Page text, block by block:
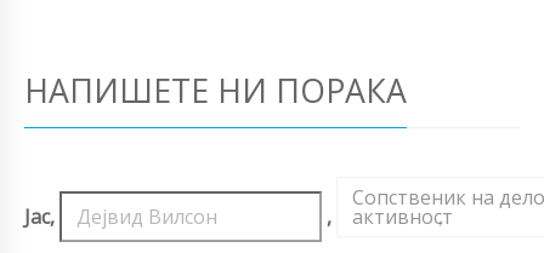
НАПИШЕТЕ НИ ПОРАКА
Јас, ,
Сопственик на
активност
,